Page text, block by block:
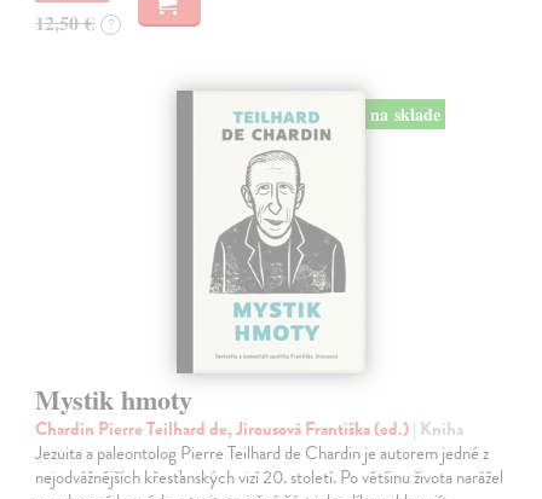
12,50 € ?
na sklade
Mystik hmoty
Chardin Pierre Teilhard de, Jirousová Františka (ed.)| Kniha
Jezuita a paleontolog Pierre Teilhard de Chardin je autorem jedné z
nejodvážnějších křesťanských vizí 20. století. Po většinu života narážel